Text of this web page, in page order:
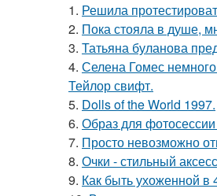
1. Решила
2. Пока стояла в душе,
3. Татьяна буланова
4. Селена Гомес
Тейлор свифт.
5. Dolls of the World 1997.
6. Образ для
7. Просто невозможно
8. Очки - стильный
9. Как быть ухоженной в